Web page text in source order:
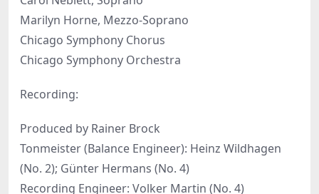
Marilyn Horne, Mezzo-Soprano
Chicago Symphony Chorus
Chicago Symphony Orchestra
Recording:
Produced by Rainer Brock
Tonmeister (Balance Engineer): Heinz Wildhagen
(No. 2); Günter Hermans (No. 4)
Recording Engineer: Volker Martin (No. 4)